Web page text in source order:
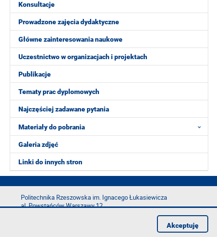
Konsultacje
Prowadzone zajęcia dydaktyczne
Główne zainteresowania naukowe
Uczestnictwo w organizacjach i projektach
Publikacje
Tematy prac dyplomowych
Najczęściej zadawane pytania
Materiały do pobrania
Galeria zdjęć
Linki do innych stron
Politechnika Rzeszowska im. Ignacego Łukasiewicza
al. Powstańców Warszawy 12
Akceptuję